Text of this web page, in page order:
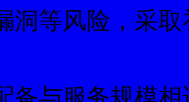
洞等风险，采
备与服务规模